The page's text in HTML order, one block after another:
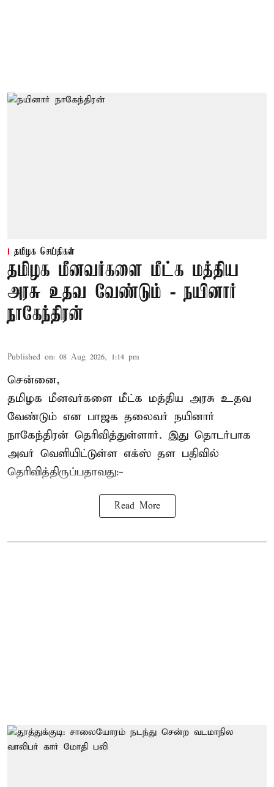
தமிழக செய்திகள்
தமிழக மீனவர்களை மீட்க மத்திய
அரசு உதவ வேண்டும் - நயினார்
நாகேந்திரன்
Published on: 08 Aug 2026, 1:14 pm
சென்னை,
தமிழக மீனவர்களை மீட்க மத்திய அரசு உதவ
வேண்டும் என பாஜக தலைவர் நயினார்
நாகேந்திரன் தெரிவித்துள்ளார். இது தொடர்பாக
அவர் வெளியிட்டுள்ள எக்ஸ் தள பதிவில்
தெரிவித்திருப்பதாவது:-
Read More